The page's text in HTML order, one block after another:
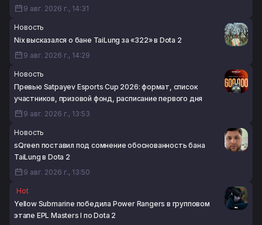
9 авг. 2026 г., 14:31
Новость
Nix высказался о бане TaiLung за «322» в Dota 2
9 авг. 2026 г., 14:29
Новость
Превью Satpayev Esports Cup 2026: формат, список
участников, призовой фонд, расписание первого дня
9 авг. 2026 г., 13:53
Новость
sQreen поставил под сомнение обоснованность бана
TaiLung в Dota 2
9 авг. 2026 г., 13:50
Hot
Yellow Submarine победила Power Rangers в групповом
этапе EPL Masters I по Dota 2